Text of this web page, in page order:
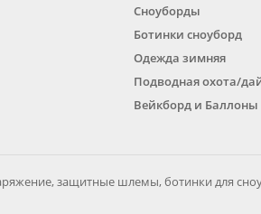
Сноуборды
Ботинки сноуборд
Одежда зимняя
Подводная охота/
Вейкборд и Баллоны
защитные шлемы, ботинки для